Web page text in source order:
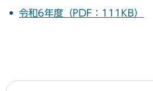
令和6年度（PDF：111KB）